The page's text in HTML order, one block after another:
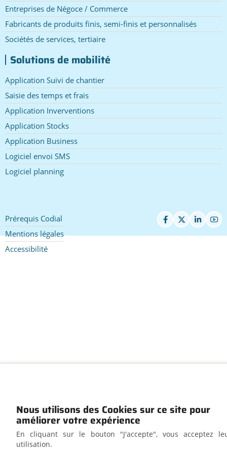
Entreprises de Négoce / Commerce
Fabricants de produits finis, semi-finis et personnalisés
Sociétés de services, tertiaire
Solutions de mobilité
Application Suivi de chantier
Saisie des temps et frais
Application Inverventions
Application Stocks
Application Business
Logiciel envoi SMS
Logiciel planning
Pied
de
page
Prérequis Codial
Mentions légales
Accessibilité
Nous utilisons des Cookies sur ce site pour
améliorer votre expérience
En cliquant sur le bouton "J'accepte", vous acceptez
utilisation.